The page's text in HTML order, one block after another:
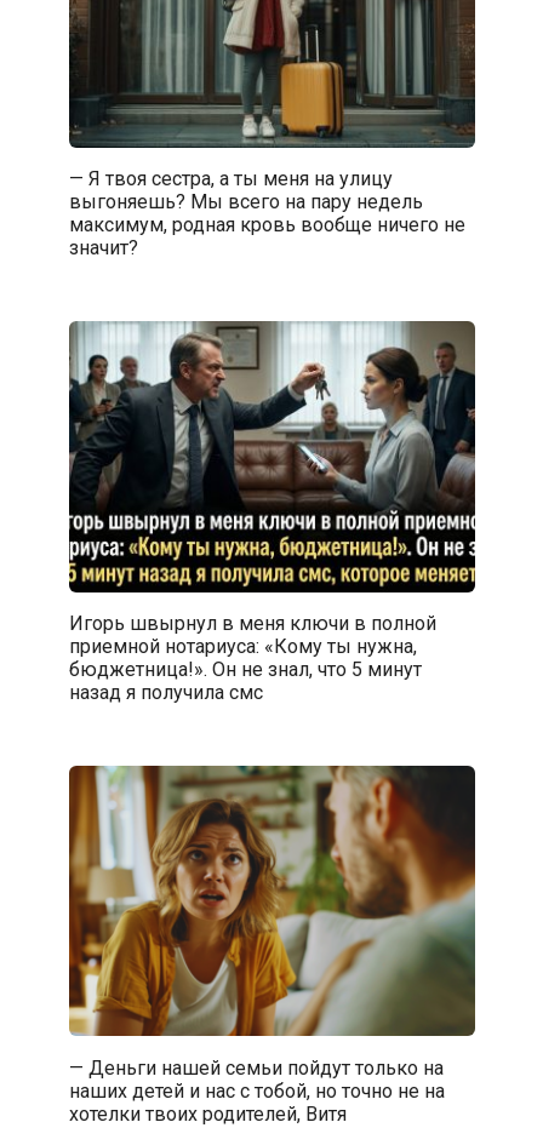
— Я твоя сестра, а ты меня на улицу
выгоняешь? Мы всего на пару недель
максимум, родная кровь вообще ничего не
значит?
Игорь швырнул в меня ключи в полной
приемной нотариуса: «Кому ты нужна,
бюджетница!». Он не знал, что 5 минут
назад я получила смс
— Деньги нашей семьи пойдут только на
наших детей и нас с тобой, но точно не на
хотелки твоих родителей, Витя